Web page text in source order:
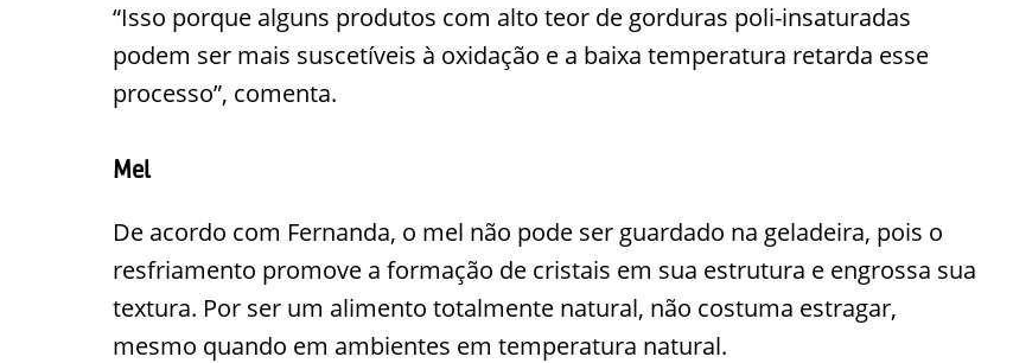
“Isso porque alguns produtos com alto teor de gorduras poli-insaturadas
podem ser mais suscetíveis à oxidação e a baixa temperatura retarda esse
processo”, comenta.
Mel
De acordo com Fernanda, o mel não pode ser guardado na geladeira, pois o
resfriamento promove a formação de cristais em sua estrutura e engrossa sua
textura. Por ser um alimento totalmente natural, não costuma estragar,
mesmo quando em ambientes em temperatura natural.